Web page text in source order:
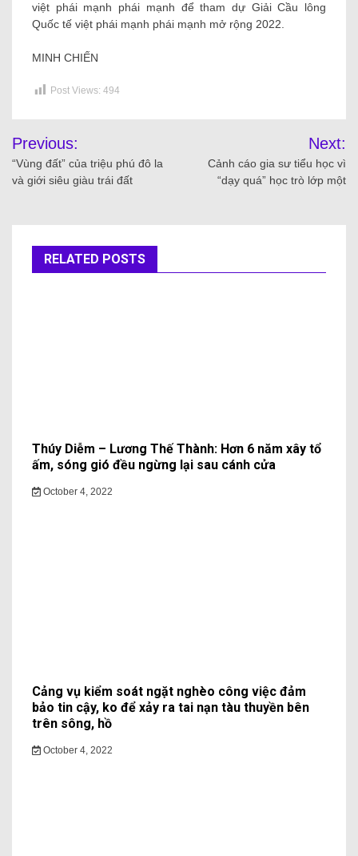
việt phái mạnh phái mạnh để tham dự Giải Cầu lông
Quốc tế việt phái mạnh phái mạnh mở rộng 2022.
MINH CHIẾN
Post Views: 494
Previous:
“Vùng đất” của triệu phú đô la
và giới siêu giàu trái đất
Next:
Cảnh cáo gia sư tiểu học vì
“dạy quá” học trò lớp một
RELATED POSTS
Thúy Diễm – Lương Thế Thành: Hơn 6 năm xây tổ
ấm, sóng gió đều ngừng lại sau cánh cửa
October 4, 2022
Cảng vụ kiểm soát ngặt nghèo công việc đảm
bảo tin cậy, ko để xảy ra tai nạn tàu thuyền bên
trên sông, hồ
October 4, 2022